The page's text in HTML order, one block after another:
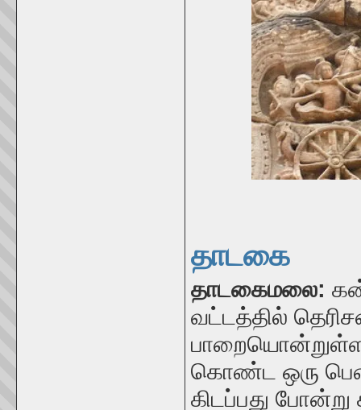
தாடகை
தாடகைமலை:
வட்டத்தில்
கொண்ட ஒரு
கிடப்பது